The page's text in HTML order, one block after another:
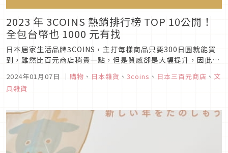
2023 年 3COINS 熱銷排行榜 TOP 10公開！
全包台幣也 1000 元有找
日本居家生活品牌3COINS，主打每樣商品只要300日圓就能買
到，雖然比百元商店稍貴一點，但是質感卻是大幅提升，因此受
到許多日本小資族的喜愛。3COINS在年底推出了2023年的熱銷
排行榜，上榜的10項商品都是非常容易斷貨的熱賣商品，去日本
在店頭有看到的話，請務必立刻放入購物籃中！
2024年01月07日 ｜ 購物 、 日本雜貨 、 3coins 、 日本三百元商店 、 文
具雜貨